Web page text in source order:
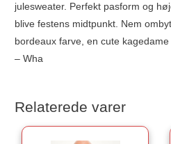
julesweater. Perfekt pasform og
blive festens midtpunkt. Nem
bordeaux farve, en cute
– Wha
Relaterede varer